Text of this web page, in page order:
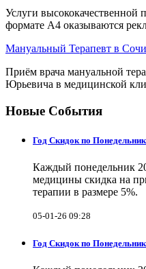
Услуги высококачественной
формате А4 оказываются
Мануальный Терапевт в Сочи
Приём врача мануальной
Юрьевича в медицинской
Новые События
Год Скидок по
Каждый понедельник
медицины скидка на
терапии в размере 5%.
05-01-26 09:28
Год Скидок по